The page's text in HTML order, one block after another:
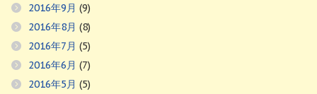
2016年9月 (9)
2016年8月 (8)
2016年7月 (5)
2016年6月 (7)
2016年5月 (5)